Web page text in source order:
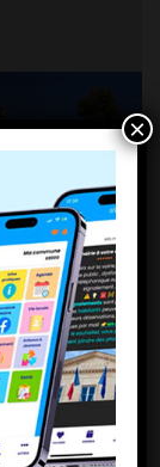
×